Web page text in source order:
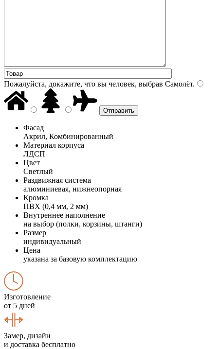
Пожалуйста, докажите, что вы человек, выбрав Самолёт.
Фасад
Акрил, Комбинированный
Материал корпуса
ЛДСП
Цвет
Светлый
Раздвижная система
алюминиевая, нижнеопорная
Кромка
ПВХ (0,4 мм, 2 мм)
Внутреннее наполнение
на выбор (полки, корзины, штанги)
Размер
индивидуальный
Цена
указана за базовую комплектацию
Изготовление
от 5 дней
Замер, дизайн
и доставка бесплатно